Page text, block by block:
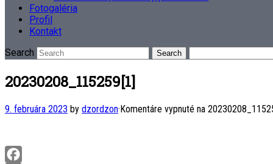
Fotogaléria
Profil
Kontakt
Search
20230208_115259[1]
9. februára 2023 by dzordzon·Komentáre vypnuté na